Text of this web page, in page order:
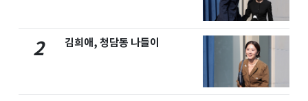
2 김희애, 청담동 나들이